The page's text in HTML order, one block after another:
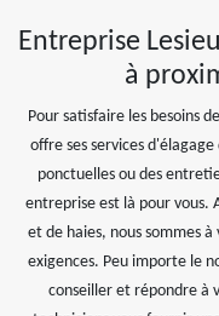
Entreprise
à
Pour satisfaire les besoins
offre ses services
ponctuelles ou des
entreprise est là pour vous.
et de haies, nous sommes
exigences. Peu importe le
conseiller et répondre à